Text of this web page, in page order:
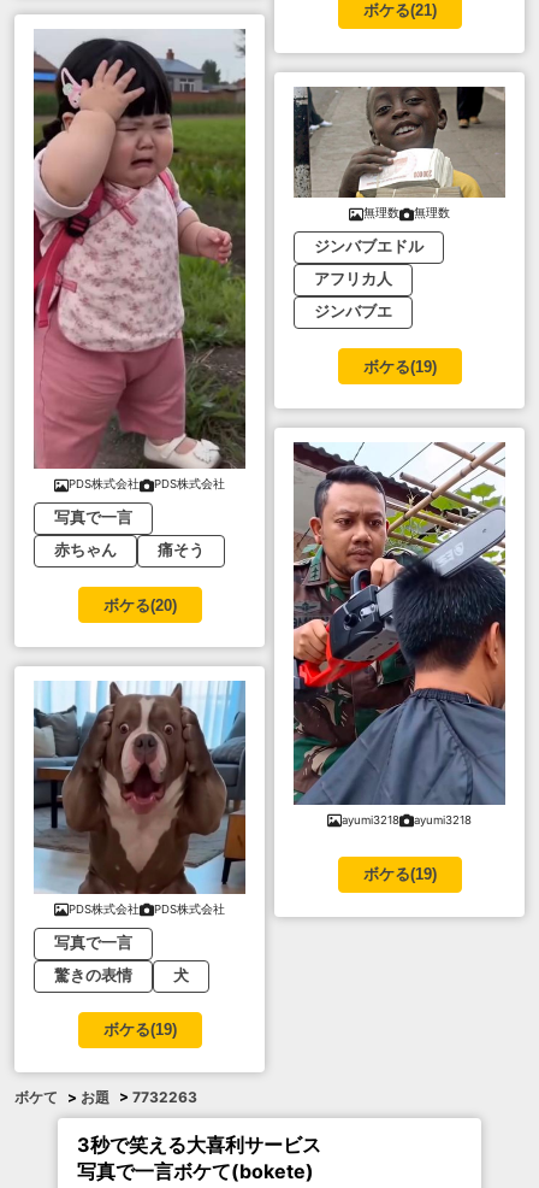
PDS株式会社 PDS株式会社
写真で一言
赤ちゃん
痛そう
ボケる(20)
PDS株式会社 PDS株式会社
写真で一言
驚きの表情
犬
ボケる(19)
ボケる(21)
無理数 無理数
ジンバブエドル
アフリカ人
ジンバブエ
ボケる(19)
ayumi3218 ayumi3218
ボケる(19)
ボケて > お題 > 7732263
3秒で笑える大喜利サービス
写真で一言ボケて(bokete)